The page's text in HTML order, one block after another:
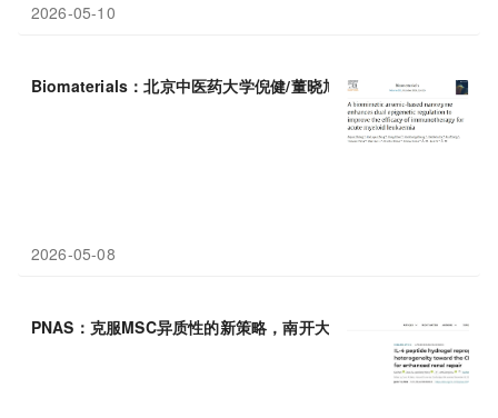
2026-05-10
Biomaterials：北京中医药大学倪健/董晓旭设计仿生砷基纳米酶
2026-05-08
PNAS：克服MSC异质性的新策略，南开大学李宗金等团队开发